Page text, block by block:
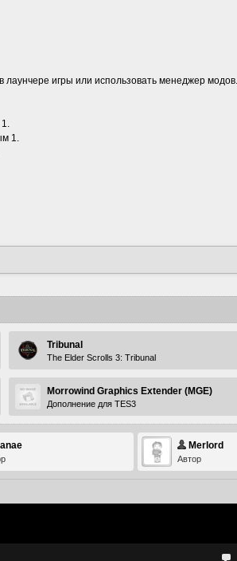
игры или использовать менеджер модов.
1.
Tribunal
The Elder Scrolls 3: Tribunal
Morrowind Graphics Extender (MGE)
Дополнение для TES3
Merlord
Автор